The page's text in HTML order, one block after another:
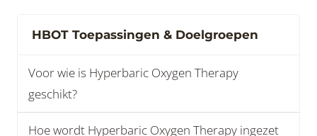
HBOT Toepassingen & Doelgroepen
Voor wie is Hyperbaric Oxygen Therapy
geschikt?
Hoe wordt Hyperbaric Oxygen Therapy ingezet